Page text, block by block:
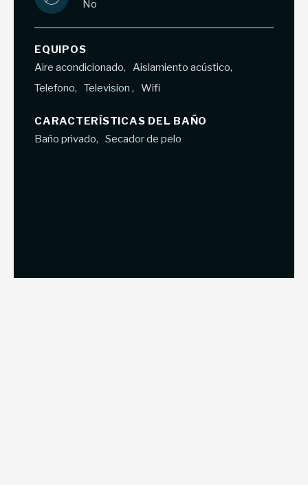
No
EQUIPOS
Aire acondicionado
Aislamiento acústico
Telefono
Television Wifi
CARACTERÍSTICAS DEL BAÑO
Baño privado
Secador de pelo